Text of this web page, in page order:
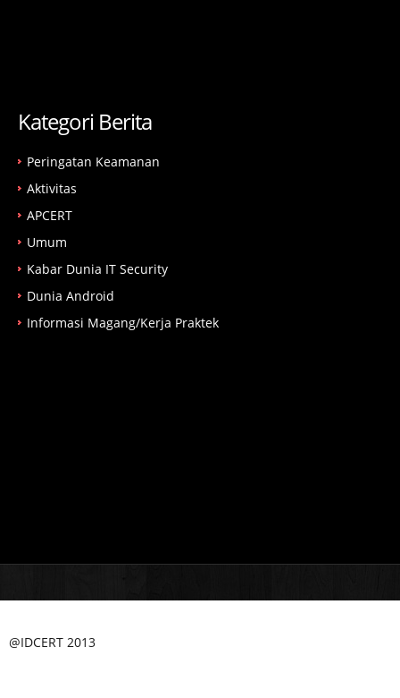
Kategori Berita
Peringatan Keamanan
Aktivitas
APCERT
Umum
Kabar Dunia IT Security
Dunia Android
Informasi Magang/Kerja Praktek
@IDCERT 2013